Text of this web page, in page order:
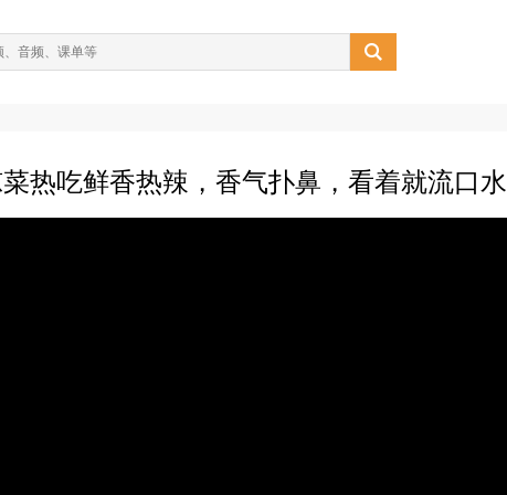

热吃鲜香热辣，香气扑鼻，看着就流口水